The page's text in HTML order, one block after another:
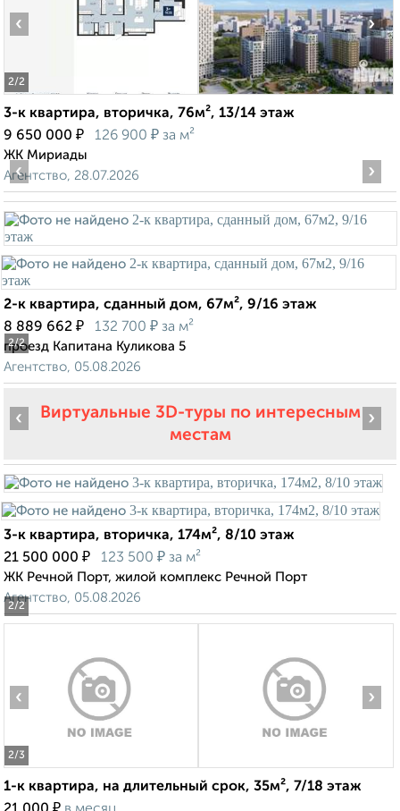
2/2
‹ ›
3-к квартира, вторичка, 76м², 13/14 этаж
9 650 000 ₽ 126 900 ₽ за м²
ЖК Мириады
Агентство, 28.07.2026
2/2
‹ ›
2-к квартира, сданный дом, 67м², 9/16 этаж
8 889 662 ₽ 132 700 ₽ за м²
проезд Капитана Куликова 5
Агентство, 05.08.2026
Виртуальные 3D-туры по интересным
местам
2/2
‹ ›
3-к квартира, вторичка, 174м², 8/10 этаж
21 500 000 ₽ 123 500 ₽ за м²
ЖК Речной Порт, жилой комплекс Речной Порт
Агентство, 05.08.2026
2/3
‹ ›
1-к квартира, на длительный срок, 35м², 7/18 этаж